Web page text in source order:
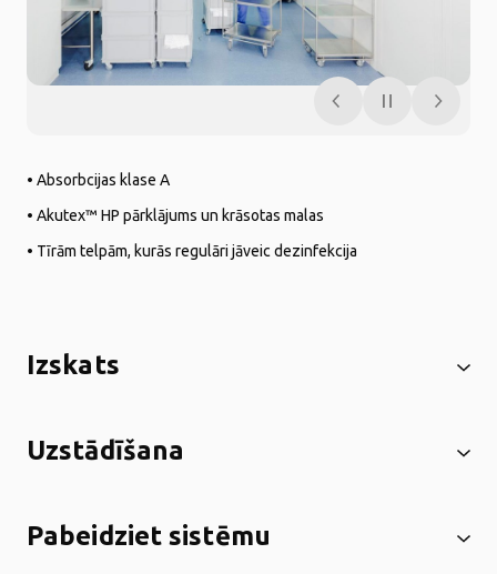
• Absorbcijas klase A
• Akutex™ HP pārklājums un krāsotas malas
• Tīrām telpām, kurās regulāri jāveic dezinfekcija
Izskats
Uzstādīšana
Pabeidziet sistēmu